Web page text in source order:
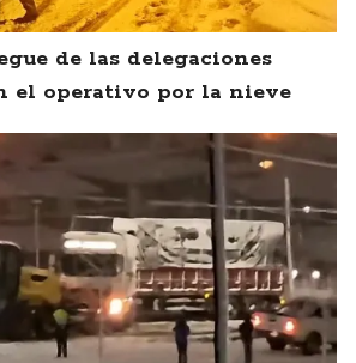
de las delegaciones
el operativo por la nieve